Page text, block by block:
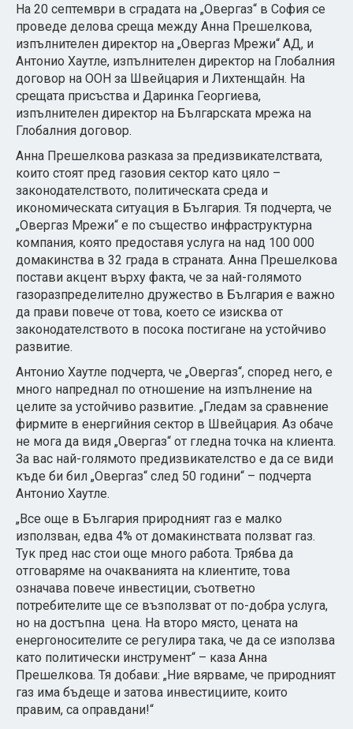
На 20 септември в сградата на „Овергаз“ в София се
проведе делова среща между Анна Прешелкова,
изпълнителен директор на „Овергаз Мрежи“ АД, и
Антонио Хаутле, изпълнителен директор на Глобалния
договор на ООН за Швейцария и Лихтенщайн. На
срещата присъства и Даринка Георгиева,
изпълнителен директор на Българската мрежа на
Глобалния договор.
Анна Прешелкова разказа за предизвикателствата,
които стоят пред газовия сектор като цяло –
законодателството, политическата среда и
икономическата ситуация в България. Тя подчерта, че
„Овергаз Мрежи“ е по същество инфраструктурна
компания, която предоставя услуга на над 100 000
домакинства в 32 града в страната. Анна Прешелкова
постави акцент върху факта, че за най-голямото
газоразпределително дружество в България е важно
да прави повече от това, което се изисква от
законодателството в посока постигане на устойчиво
развитие.
Антонио Хаутле подчерта, че „Овергаз“, според него, е
много напреднал по отношение на изпълнение на
целите за устойчиво развитие. „Гледам за сравнение
фирмите в енергийния сектор в Швейцария. Аз обаче
не мога да видя „Овергаз“ от гледна точка на клиента.
За вас най-голямото предизвикателство е да се види
къде би бил „Овергаз“ след 50 години“ – подчерта
Антонио Хаутле.
„Все още в България природният газ е малко
използван, едва 4% от домакинствата ползват газ.
Тук пред нас стои още много работа. Трябва да
отговаряме на очакванията на клиентите, това
означава повече инвестиции, съответно
потребителите ще се възползват от по-добра услуга,
но на достъпна цена. На второ място, цената на
енергоносителите се регулира така, че да се използва
като политически инструмент“ – каза Анна
Прешелкова. Тя добави: „Ние вярваме, че природният
газ има бъдеще и затова инвестициите, които
правим, са оправдани!“